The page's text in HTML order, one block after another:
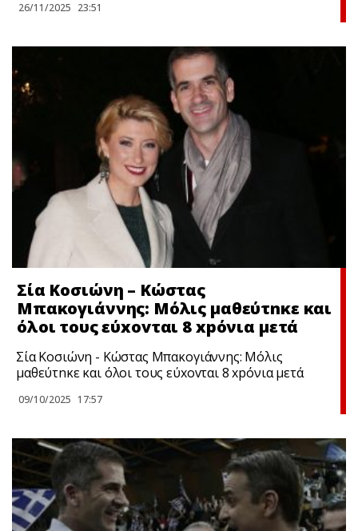
26/11/2025 23:51
Σία Κοσιώνη – Κώστας
Μπακογιάννης: Μόλις μαθεύτnκε και
όλοι τους εύxovται 8 xpόνια μετά
Σία Κοσιώνη - Κώστας Μπακογιάννης: Μόλις
μαθεύτnκε και όλοι τους εύxovται 8 xpόνια μετά
09/10/2025 17:57